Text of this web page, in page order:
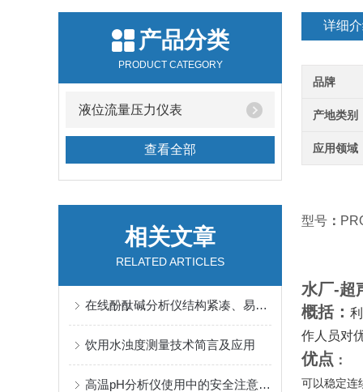
产品分类
PRODUCT CATEGORY
液位流量压力仪表
查看全部
相关文章
RELATED ARTICLES
在线酚酞碱分析仪结构紧凑、易于操作且精确度高
饮用水浊度测量技术简言及应用
高温pH分析仪使用中的安全注意事项
详细
品牌
产地类别
应用领域
型号 ：
水厂-超
概括：
作人员对
优点 ：
可以稳定连